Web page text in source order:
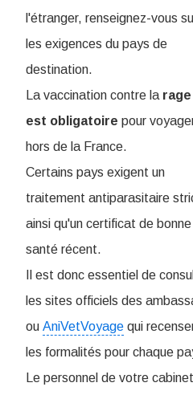
l'étranger, renseignez-vous
les exigences du pays de
destination.
La vaccination contre la rage
est obligatoire pour
hors de la France.
Certains pays exigent un
traitement antiparasitaire
ainsi qu'un certificat de bonne
santé récent.
Il est donc essentiel de
les sites officiels des
ou AniVetVoyage qui
les formalités pour chaque
Le personnel de votre cabinet